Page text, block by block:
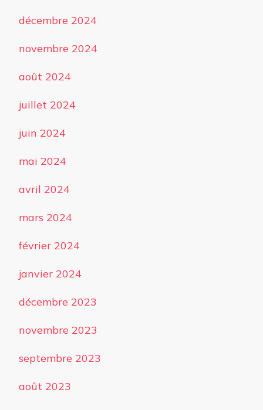
décembre 2024
novembre 2024
août 2024
juillet 2024
juin 2024
mai 2024
avril 2024
mars 2024
février 2024
janvier 2024
décembre 2023
novembre 2023
septembre 2023
août 2023